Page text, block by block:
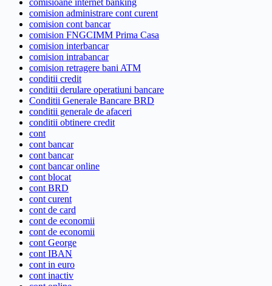
comisioane internet banking
comision administrare cont curent
comision cont bancar
comision FNGCIMM Prima Casa
comision interbancar
comision intrabancar
comision retragere bani ATM
conditii credit
conditii derulare operatiuni bancare
Conditii Generale Bancare BRD
conditii generale de afaceri
conditii obtinere credit
cont
cont bancar
cont bancar
cont bancar online
cont blocat
cont BRD
cont curent
cont de card
cont de economii
cont de economii
cont George
cont IBAN
cont in euro
cont inactiv